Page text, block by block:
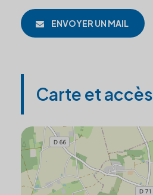
ENVOYER UN MAIL
Carte et accès